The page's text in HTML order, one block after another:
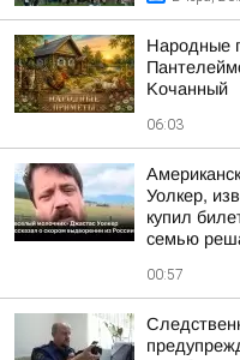
Hapoдныe
Koчaнный
06:03
Уолкер,
купил
семью
00:57